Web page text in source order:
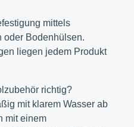
mittels
oder Bodenhülsen.
liegen jedem Produkt
richtig?
mit klarem Wasser ab
mit einem